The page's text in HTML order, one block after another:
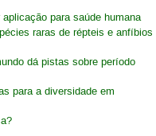
para saúde humana
raras de répteis e anfíbios
dá pistas sobre período
para a diversidade em